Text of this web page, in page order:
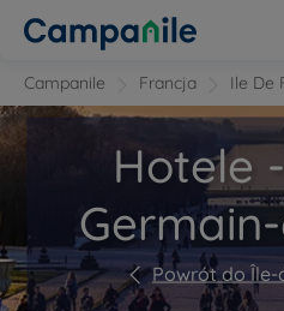
Campanile Francja Ile De
Hotele
Powrót do Île-